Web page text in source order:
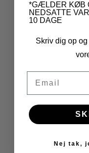
*GÆLDER KØB
NEDSATTE
10 DAGE
Skriv dig op
Nej tak,